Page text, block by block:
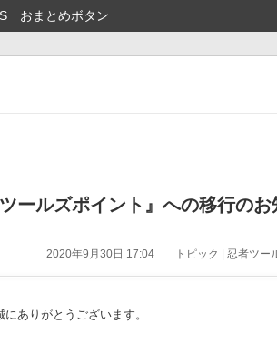
おまとめボタン
ールズポイント』への移行のお
トピック | 忍者ツー
2020年9月30日 17:04
ありがとうございます。